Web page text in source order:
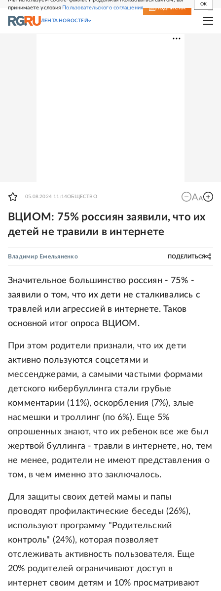
принимаете условия Пользовательского соглашения
OK
СВЕЖИЙ НОМЕР ПОДПИСКА
ЛЕНТА НОВОСТЕЙ
05.08.2024 11:14ОБЩЕСТВО
ВЦИОМ: 75% россиян заявили, что их
детей не травили в интернете
Владимир Емельяненко ПОДЕЛИТЬСЯ
Значительное большинство россиян - 75% -
заявили о том, что их дети не сталкивались с
травлей или агрессией в интернете. Таков
основной итог опроса ВЦИОМ.
При этом родители признали, что их дети
активно пользуются соцсетями и
мессенджерами, а самыми частыми формами
детского кибербуллинга стали грубые
комментарии (11%), оскорбления (7%), злые
насмешки и троллинг (по 6%). Еще 5%
опрошенных знают, что их ребенок все же был
жертвой буллинга - травли в интернете, но, тем
не менее, родители не имеют представления о
том, в чем именно это заключалось.
Для защиты своих детей мамы и папы
проводят профилактические беседы (26%),
используют программу "Родительский
контроль" (24%), которая позволяет
отслеживать активность пользователя. Еще
20% родителей ограничивают доступ в
интернет своим детям и 10% просматривают